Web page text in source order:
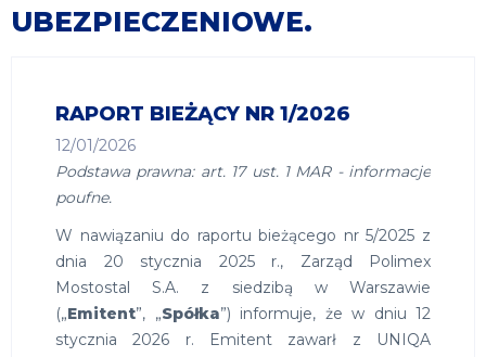
UBEZPIECZENIOWE.
RAPORT BIEŻĄCY NR 1/2026
12/01/2026
Podstawa prawna: art. 17 ust. 1 MAR - informacje
poufne.
W nawiązaniu do raportu bieżącego nr 5/2025 z
dnia 20 stycznia 2025 r., Zarząd Polimex
Mostostal S.A. z siedzibą w Warszawie
(„Emitent”, „Spółka”) informuje, że w dniu 12
stycznia 2026 r. Emitent zawarł z UNIQA